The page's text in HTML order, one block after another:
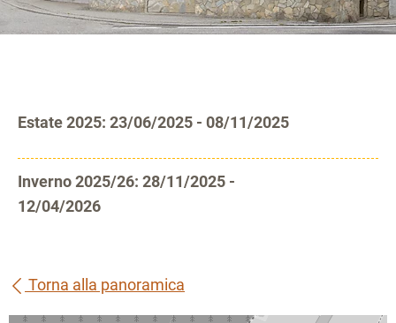
Estate 2025: 23/06/2025 - 08/11/2025
Inverno 2025/26: 28/11/2025 -
12/04/2026
Torna alla panoramica